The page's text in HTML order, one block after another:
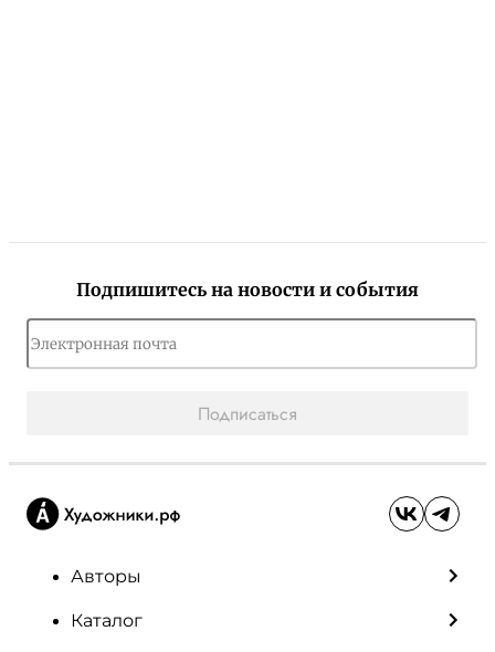
Подпишитесь на новости и события
Подписаться
Авторы
Каталог